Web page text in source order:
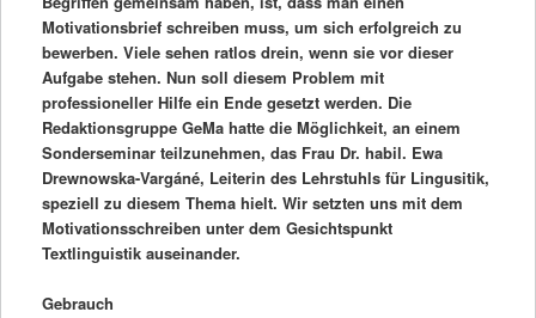
Motivationsbrief schreiben muss, um sich erfolgreich zu
bewerben. Viele sehen ratlos drein, wenn sie vor dieser
Aufgabe stehen. Nun soll diesem Problem mit
professioneller Hilfe ein Ende gesetzt werden. Die
Redaktionsgruppe GeMa hatte die Möglichkeit, an einem
Sonderseminar teilzunehmen, das Frau Dr. habil. Ewa
Drewnowska-Vargáné, Leiterin des Lehrstuhls für Lingusitik,
speziell zu diesem Thema hielt. Wir setzten uns mit dem
Motivationsschreiben unter dem Gesichtspunkt
Textlinguistik auseinander.
Gebrauch